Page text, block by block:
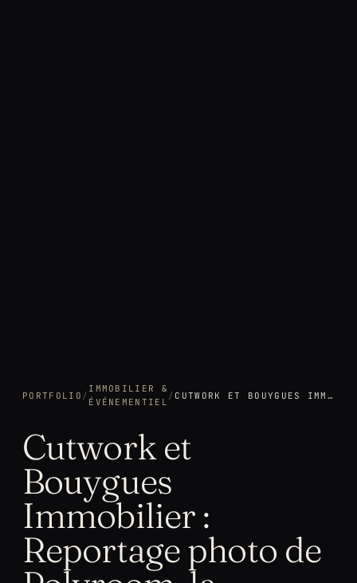
PORTFOLIO /
IMMOBILIER &
ÉVÉNEMENTIEL
/ CUTWORK ET BOUYGUES IMMOBILIER : REPORTAGE PHOTO DE POLYROOM, LA RÉVOLUTION DU COLIVING
Cutwork et
Bouygues
Immobilier :
Reportage photo de